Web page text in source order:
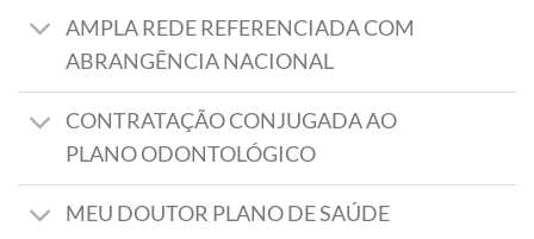
AMPLA REDE REFERENCIADA COM
ABRANGÊNCIA NACIONAL
CONTRATAÇÃO CONJUGADA AO
PLANO ODONTOLÓGICO
MEU DOUTOR PLANO DE SAÚDE